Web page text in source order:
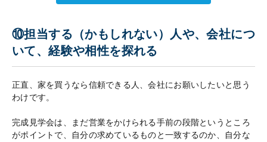
⑩担当する（かもしれない）人や、会社につ
いて、経験や相性を探れる
正直、家を買うなら信頼できる人、会社にお願いしたいと思う
わけです。
完成見学会は、まだ営業をかけられる手前の段階というところ
がポイントで、自分の求めているものと一致するのか、自分な